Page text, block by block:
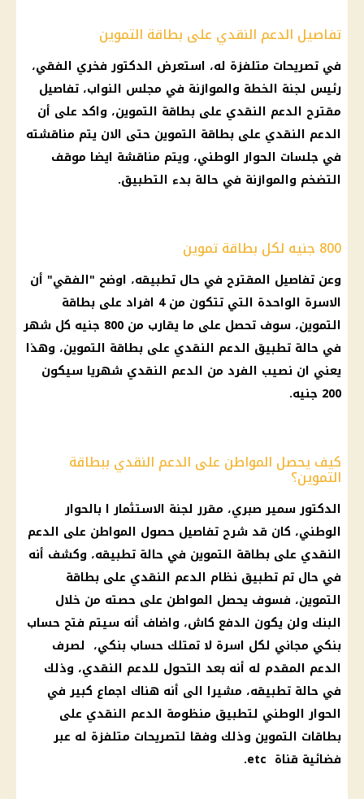
تفاصيل الدعم النقدي على بطاقة التموين
في تصريحات متلفزة له، استعرض الدكتور فخري الفقي،
رئيس لجنة الخطة والموازنة في مجلس النواب، تفاصيل
مقترح الدعم النقدي على بطاقة التموين، واكد على أن
الدعم النقدي على بطاقة التموين حتى الان يتم مناقشته
في جلسات الحوار الوطني، ويتم مناقشة ايضا موقف
التضخم والموازنة في حالة بدء التطبيق.
800 جنيه لكل بطاقة تموين
وعن تفاصيل المقترح في حال تطبيقه، اوضح "الفقي" أن
الاسرة الواحدة التي تتكون من 4 افراد على
بطاقة
التموين
، سوف تحصل على ما يقارب من 800 جنيه كل شهر
في حالة تطبيق الدعم النقدي على بطاقة التموين، وهذا
يعني ان نصيب الفرد من الدعم النقدي شهريا سيكون
200 جنيه
.
كيف يحصل المواطن على الدعم النقدي ببطاقة
التموين؟
الدكتور سمير صبري، مقرر لجنة الاستثمارا بالحوار
الوطني، كان قد شرح تفاصيل حصول المواطن على الدعم
النقدي على بطاقة التموين في حالة تطبيقه، وكشف أنه
في حال تم تطبيق نظام الدعم النقدي على بطاقة
التموين، فسوف يحصل المواطن على حصته من خلال
البنك ولن يكون الدفع كاش، واضاف أنه سيتم فتح حساب
بنكي مجاني لكل اسرة لا تمتلك حساب بنكي، لصرف
الدعم المقدم له أنه بعد التحول للدعم النقدي، وذلك
في حالة تطبيقه، مشيرا الى أنه هناك اجماع كبير في
الحوار الوطني لتطبيق منظومة الدعم النقدي على
بطاقات التموين وذلك وفقا لتصريحات متلفزة له عبر
فضائية قناة etc.